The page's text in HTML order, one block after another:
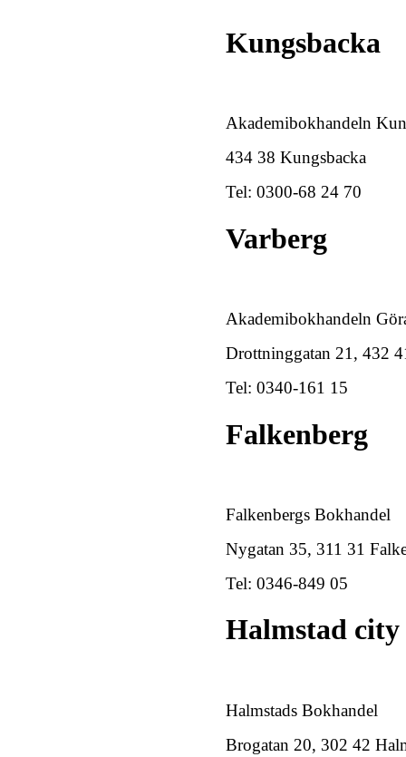
Kungsbacka
Akademibokhandeln
434 38 Kungsbacka
Tel: 0300-68 24 70
Varberg
Akademibokhandeln
Drottninggatan 21, 432
Tel: 0340-161 15
Falkenberg
Falkenbergs Bokhandel
Nygatan 35, 311 31
Tel: 0346-849 05
Halmstad
Halmstads Bokhandel
Brogatan 20, 302 42